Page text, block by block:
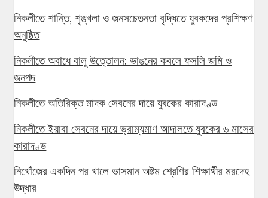
নিকলীতে শান্তি, শৃঙ্খলা ও জনসচেতনতা বৃদ্ধিতে যুবকদের প্রশিক্ষণ
অনুষ্ঠিত
নিকলীতে অবাধে বালু উত্তোলন: ভাঙনের কবলে ফসলি জমি ও
জনপদ
নিকলীতে অতিরিক্ত মাদক সেবনের দায়ে যুবকের কারাদণ্ড
নিকলীতে ইয়াবা সেবনের দায়ে ভ্রাম্যমাণ আদালতে যুবকের ৬ মাসের
কারাদণ্ড
নিখোঁজের একদিন পর খালে ভাসমান অষ্টম শ্রেণির শিক্ষার্থীর মরদেহ
উদ্ধার